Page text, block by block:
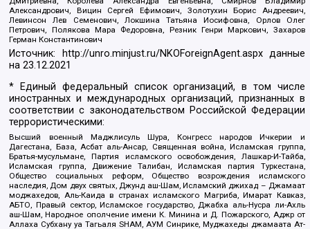
Александрович, Вицин Сергей Ефимович, Золотухин Борис Андреевич,
Левинсон Лев Семенович, Локшина Татьяна Иосифовна, Орлов Олег
Петрович, Полякова Мара Федоровна, Резник Генри Маркович, Захаров
Герман Константинович
Источник: http://unro.minjust.ru/NKOForeignAgent.aspxданные
на23.12.2021
* Единый федеральный список организаций, в том числе
иностранных и международных организаций, признанных в
соответствии с законодательством Российской Федерации
террористическими:
Высший военный Маджлисуль Шура, Конгресс народов Ичкерии и
Дагестана, База, Асбат аль-Ансар, Священная война, Исламская группа,
Братья-мусульмане, Партия исламского освобождения, Лашкар-И-Тайба,
Исламская группа, Движение Талибан, Исламская партия Туркестана,
Общество социальных реформ, Общество возрождения исламского
наследия, Дом двух святых, Джунд аш-Шам, Исламский джихад – Джамаат
моджахедов, Аль-Каида в странах исламского Магриба, Имарат Кавказ,
АБТО, Правый сектор, Исламское государство, Джабха аль-Нусра ли-Ахль
аш-Шам, Народное ополчение имени К. Минина и Д. Пожарского, Аджр от
Аллаха Субхану уа Тагьаля SHAM, АУМ Синрике, Муджахеды джамаата Ат-